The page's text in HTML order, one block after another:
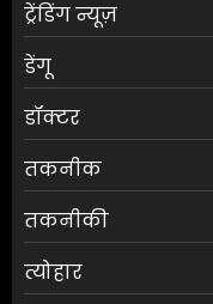
ट्रेंडिंग न्यूज़
डेंगू
डॉक्टर
तकनीक
तकनीकी
त्योहार